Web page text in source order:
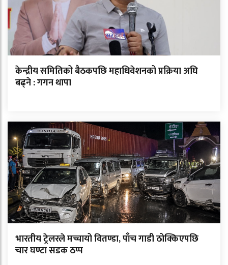
केन्द्रीय समितिको बैठकपछि महाधिवेशनको प्रक्रिया अघि
बढ्ने : गगन थापा
भारतीय ट्रेलरले मच्चायो वितण्डा, पाँच गाडी ठोक्किएपछि
चार घण्टा सडक ठप्प